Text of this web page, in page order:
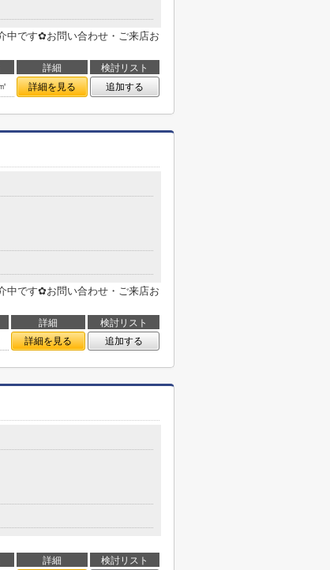
中です✿お問い合わせ・ご来店お
詳細
検討リスト
詳細を見る 追加する
中です✿お問い合わせ・ご来店お
詳細
検討リスト
詳細を見る 追加する
詳細
検討リスト